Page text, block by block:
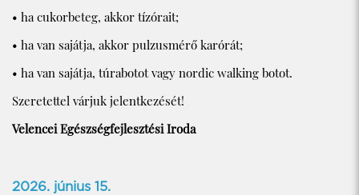
• ha cukorbeteg, akkor tízórait;
• ha van sajátja, akkor pulzusmérő karórát;
• ha van sajátja, túrabotot vagy nordic walking botot.
Szeretettel várjuk jelentkezését!
Velencei Egészségfejlesztési Iroda
2026. június 15.